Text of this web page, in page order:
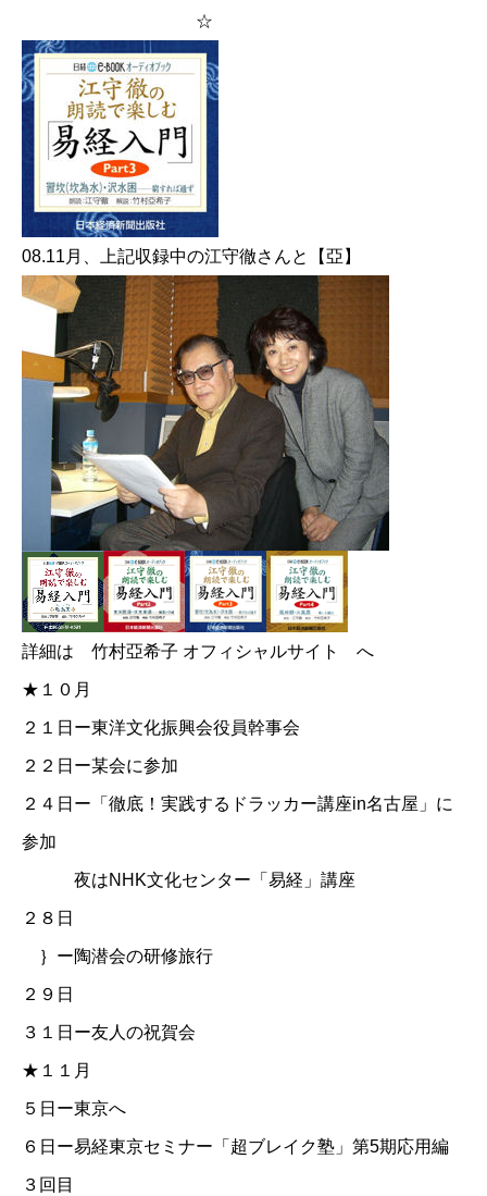
☆
08.11月、上記収録中の江守徹さんと【亞】
詳細は 竹村亞希子 オフィシャルサイト へ
★１０月
２１日ー東洋文化振興会役員幹事会
２２日ー某会に参加
２４日ー「徹底！実践するドラッカー講座in名古屋」に
参加
夜はNHK文化センター「易経」講座
２８日
｝ー陶潜会の研修旅行
２９日
３１日ー友人の祝賀会
★１１月
５日ー東京へ
６日ー易経東京セミナー「超ブレイク塾」第5期応用編
３回目